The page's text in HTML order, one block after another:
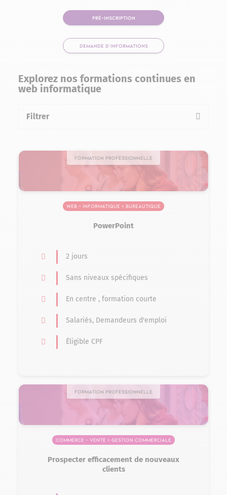
PRÉ-INSCRIPTION
DEMANDE D'INFORMATIONS
Explorez nos formations continues en
web informatique
Filtrer
Formation professionnelle
Web – Informatique > Bureautique
PowerPoint
2 jours
Sans niveaux spécifiques
En centre , formation courte
Salariés, Demandeurs d'emploi
Éligible CPF
Formation professionnelle
Commerce – Vente > Gestion commerciale
Prospecter efficacement de nouveaux
clients